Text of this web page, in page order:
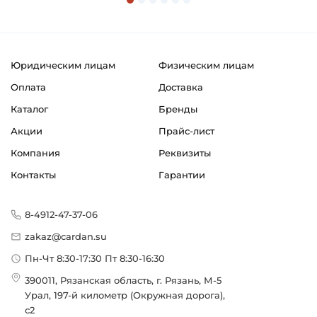
Смазка:
Классификация завода - производителя:
Страна происхождения:
Юридическим лицам
Физическим лицам
Оплата
Доставка
Каталог
Бренды
Акции
Прайс-лист
Компания
Реквизиты
Контакты
Гарантии
8-4912-47-37-06
zakaz@cardan.su
Пн-Чт 8:30-17:30 Пт 8:30-16:30
390011, Рязанская область, г. Рязань, М-5
Урал, 197-й километр (Окружная дорога),
с2